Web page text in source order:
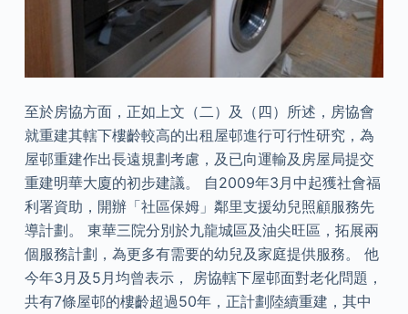
至於房協方面，正如上文（二）及（四）所述，房協會
就重建其轄下樓齡較高的出租屋邨進行可行性研究，為
屋邨重建作出長遠規劃考慮，及已向運輸及房屋局提交
重建明華大廈的初步建議。 自2009年3月中起獲社會福
利署資助，開辦「社區保姆」鄰里支援幼兒照顧服務先
導計劃。 東華三院分別於九龍城區及油尖旺區，拓展兩
個服務計劃，為更多有需要的幼兒及家庭提供服務。 他
今年3月及5月均曾表示， 房協轄下屋邨面對老化問題，
共有7條屋邨的樓齡超過50年，正計劃陸續重建，其中